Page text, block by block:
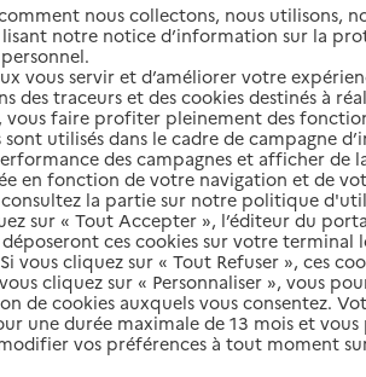
2026
et services autour de
nous collectons, nous utilisons,
lisant notre notice d’information sur la
vous servir et d’améliorer votre
des traceurs et des cookies destinés à
vous faire profiter pleinement des
sont utilisés dans le cadre de campagne
des campagnes et afficher de
en fonction de votre navigation et de
la partie sur notre politique
sur « Tout Accepter », l’éditeur du
ces cookies sur votre terminal
vous cliquez sur « Tout Refuser », ces
cliquez sur « Personnaliser », vous
de cookies auxquels vous consentez.
une durée maximale de 13 mois et
vos préférences à tout moment